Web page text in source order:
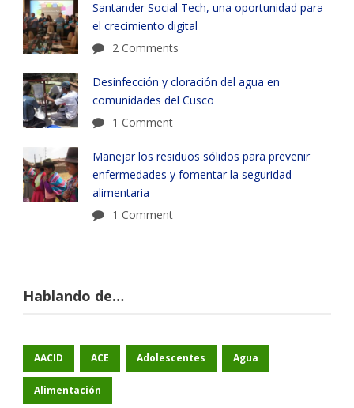
Santander Social Tech, una oportunidad para
el crecimiento digital
2 Comments
Desinfección y cloración del agua en
comunidades del Cusco
1 Comment
Manejar los residuos sólidos para prevenir
enfermedades y fomentar la seguridad
alimentaria
1 Comment
Hablando de…
AACID ACE Adolescentes Agua
Alimentación